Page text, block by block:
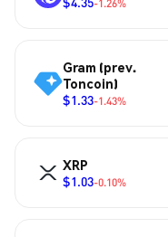
-1.26%
Gram (prev.
Toncoin)
$1.33-1.43%
XRP
$1.03-0.10%